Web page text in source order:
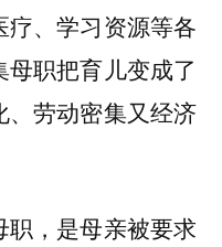
、学习资源等各
母职把育儿变成了
、劳动密集又经济
，是母亲被要求